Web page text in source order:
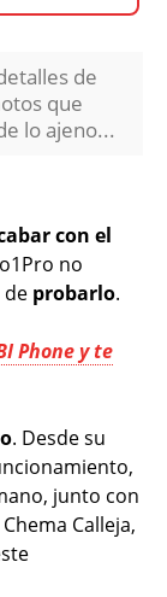
de
que
lo ajeno...
con el
no
probarlo.
Phone y te
. Desde su
junto con
Calleja,